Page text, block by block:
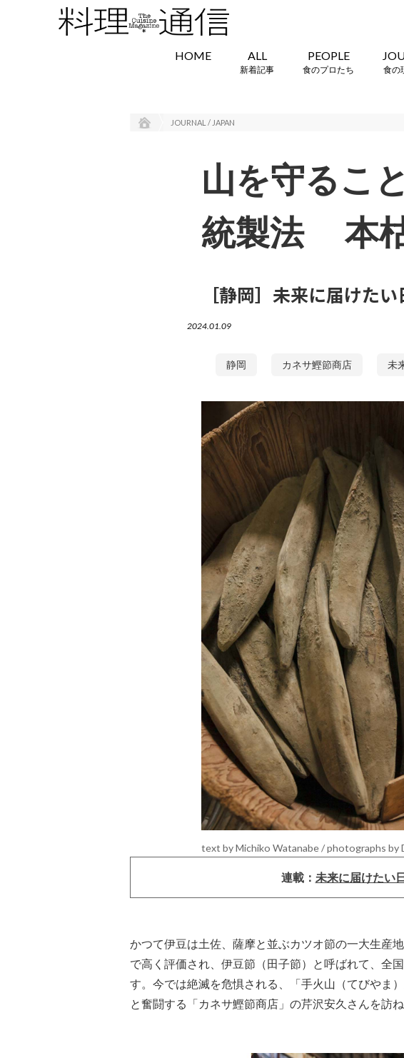
HOME ALL
新着記事
PEOPLE
食のプロたち 食の
JOURNAL / JAPAN
山を守るこ
統製法 本
［静岡］未来に届けた
2024.01.09
静岡 カネサ鰹節商店 未
text by Michiko Watanabe / photographs by
連載： 未来に届けたい
かつて伊豆は土佐、薩摩と並ぶカツオ節の一大生産
で高く評価され、伊豆節（田子節）と呼ばれて、全
す。今では絶滅を危惧される、「手火山（てびやま
と奮闘する「カネサ鰹節商店」の芹沢安久さんを訪ね